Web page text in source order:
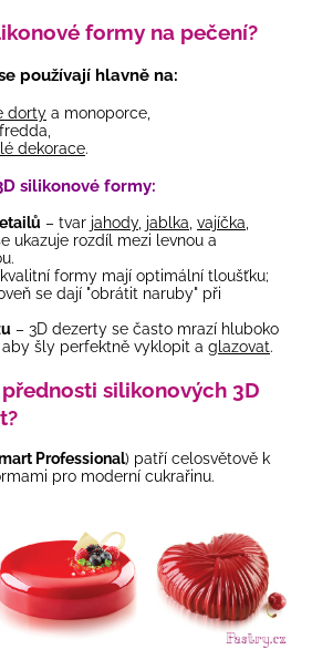
formy na pečení?
používají hlavně na:
dorty a monoporce,
dekorace.
silikonové formy:
– tvar jahody, jablka, vajíčka,
ukazuje rozdíl mezi levnou a
formy mají optimální tloušťku;
se dají "obrátit naruby" při
– 3D dezerty se často mrazí hluboko
šly perfektně vyklopit a glazovat.
silikonových 3D
Professional) patří celosvětově k
pro moderní cukrařinu.